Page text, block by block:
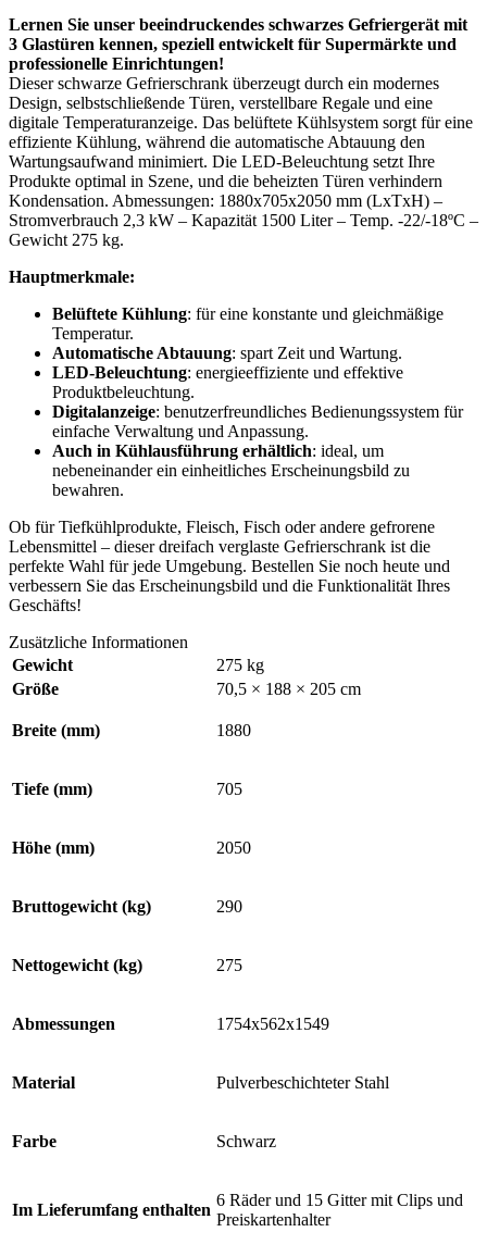
Lernen Sie unser beeindruckendes schwarzes Gefriergerät mit
3 Glastüren kennen, speziell entwickelt für Supermärkte und
professionelle Einrichtungen!
Dieser schwarze Gefrierschrank überzeugt durch ein modernes
Design, selbstschließende Türen, verstellbare Regale und eine
digitale Temperaturanzeige. Das belüftete Kühlsystem sorgt für eine
effiziente Kühlung, während die automatische Abtauung den
Wartungsaufwand minimiert. Die LED-Beleuchtung setzt Ihre
Produkte optimal in Szene, und die beheizten Türen verhindern
Kondensation. Abmessungen: 1880x705x2050 mm (LxTxH) –
Stromverbrauch 2,3 kW – Kapazität 1500 Liter – Temp. -22/-18ºC –
Gewicht 275 kg.
Hauptmerkmale:
Belüftete Kühlung: für eine konstante und gleichmäßige
Temperatur.
Automatische Abtauung: spart Zeit und Wartung.
LED-Beleuchtung: energieeffiziente und effektive
Produktbeleuchtung.
Digitalanzeige: benutzerfreundliches Bedienungssystem für
einfache Verwaltung und Anpassung.
Auch in Kühlausführung erhältlich: ideal, um
nebeneinander ein einheitliches Erscheinungsbild zu
bewahren.
Ob für Tiefkühlprodukte, Fleisch, Fisch oder andere gefrorene
Lebensmittel – dieser dreifach verglaste Gefrierschrank ist die
perfekte Wahl für jede Umgebung. Bestellen Sie noch heute und
verbessern Sie das Erscheinungsbild und die Funktionalität Ihres
Geschäfts!
Zusätzliche Informationen
Gewicht
275 kg
Größe
70,5 × 188 × 205 cm
Breite (mm) 1880
Tiefe (mm) 705
Höhe (mm) 2050
Bruttogewicht (kg) 290
Nettogewicht (kg) 275
Abmessungen 1754x562x1549
Material Pulverbeschichteter Stahl
Farbe Schwarz
Im Lieferumfang enthalten
6 Räder und 15 Gitter mit Clips und
Preiskartenhalter